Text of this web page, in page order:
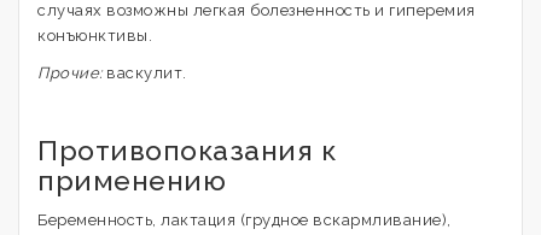
случаях возможны легкая болезненность и гиперемия
конъюнктивы.
Прочие:васкулит.
Противопоказания к
применению
Беременность, лактация (грудное вскармливание),